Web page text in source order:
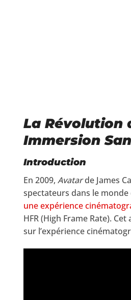
La Révolution
Immersion
Introduction
En 2009, Avatarde James
spectateurs dans le
une expérience
HFR (High Frame Rate).
sur l’expérience